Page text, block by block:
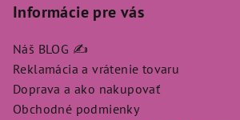
Informácie pre vás
Náš BLOG ✍️
Reklamácia a vrátenie tovaru
Doprava a ako nakupovať
Obchodné podmienky